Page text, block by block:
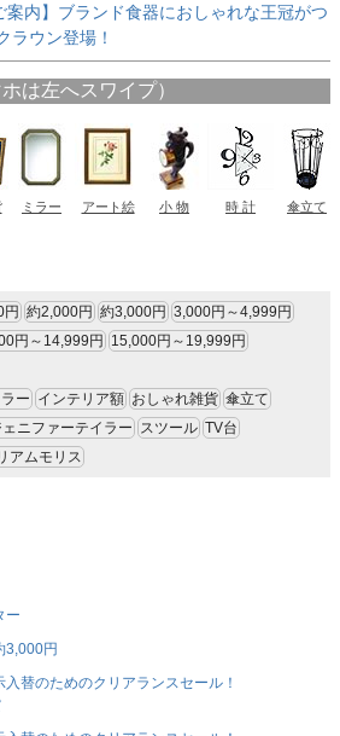
案内】ブランド食器におしゃれな王冠がつ
ラウン登場！
円 約2,000円 約3,000円 3,000円～4,999円
円～14,999円
15,000円～19,999円
ラー インテリア額 おしゃれ雑貨 傘立て
ェニファーテイラー スツール TV台
アムモリス
ー
3,000円
入替のためのクリアランスセール！